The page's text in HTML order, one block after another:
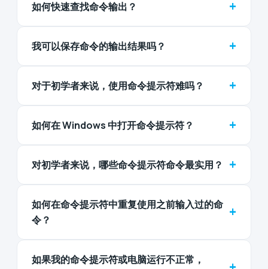
如何快速查找命令输出？ +
我可以保存命令的输出结果吗？ +
对于初学者来说，使用命令提示符难吗？ +
如何在 Windows 中打开命令提示符？ +
对初学者来说，哪些命令提示符命令最实用？ +
如何在命令提示符中重复使用之前输入过的命
令？
+
如果我的命令提示符或电脑运行不正常，